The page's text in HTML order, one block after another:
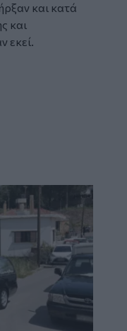
και κατά
και
εκεί.